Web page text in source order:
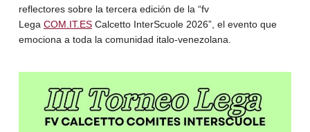
reflectores sobre la tercera edición de la “fv
Lega COM.IT.ESCalcetto InterScuole 2026”, el evento que
emociona a toda la comunidad italo-venezolana.